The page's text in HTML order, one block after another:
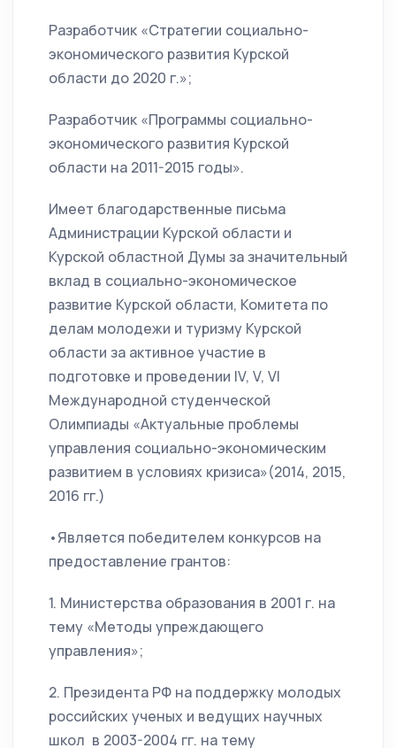
Разработчик «Стратегии социально-
экономического развития Курской
области до 2020 г.»;
Разработчик «Программы социально-
экономического развития Курской
области на 2011-2015 годы».
Имеет благодарственные письма
Администрации Курской области и
Курской областной Думы за значительный
вклад в социально-экономическое
развитие Курской области, Комитета по
делам молодежи и туризму Курской
области за активное участие в
подготовке и проведении IV, V, VI
Международной студенческой
Олимпиады «Актуальные проблемы
управления социально-экономическим
развитием в условиях кризиса»(2014, 2015,
2016 гг.)
•Является победителем конкурсов на
предоставление грантов:
1. Министерства образования в 2001 г. на
тему «Методы упреждающего
управления»;
2. Президента РФ на поддержку молодых
российских ученых и ведущих научных
школ в 2003-2004 гг. на тему